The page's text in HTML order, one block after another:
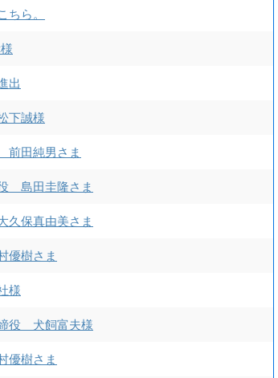
ら。
出
下誠様
田純男さま
島田圭隆さま
保真由美さま
樹さま
様
役 犬飼富夫様
樹さま